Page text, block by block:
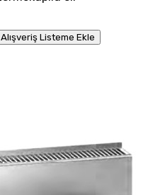
Alışveriş Listeme Ekle